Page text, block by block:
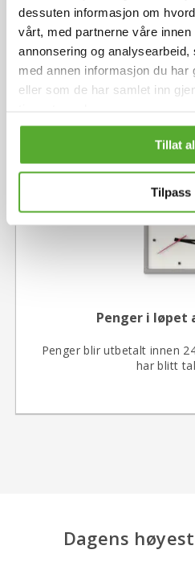
dessuten informasjon om
vårt, med partnerne våre innen
annonsering og
med annen informasjon du har
eller som de har samlet inn
Tillat
Tilpass
Våre kunder
Det lønner seg å
Penger i løpet
Penger blir utbetalt innen
har blitt
Dagens